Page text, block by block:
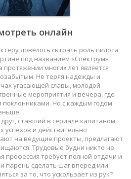
онлайн
довелось сыграть роль пилота
под названием «Спектрум».
многих лет является
Не теряя надежды и
угасающей славы, молодой
мероприятия и вечера, где
поклонниками. Но с каждым годом
ставший в сериале капитаном,
успехов и действительно
на ведущие проекты, предлагают
Трудовые будни никто не
профессия требует полной отдачи и
парень сделать шаг вперед или
за то, что ускользает из рук?